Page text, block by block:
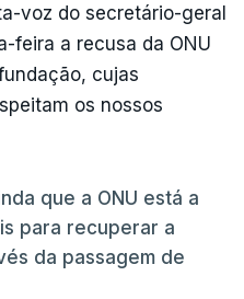
voz do secretário-geral
feira a recusa da ONU
cujas
os nossos
que a ONU está a
para recuperar a
da passagem de